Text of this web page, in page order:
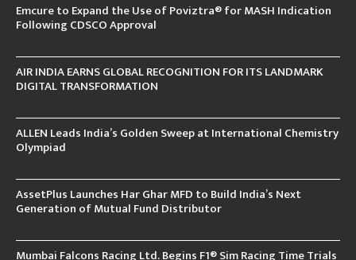
Emcure to Expand the Use of Poviztra® for MASH Indication
Following CDSCO Approval
AIR INDIA EARNS GLOBAL RECOGNITION FOR ITS LANDMARK
DIGITAL TRANSFORMATION
ALLEN Leads India’s Golden Sweep at International Chemistry
Olympiad
AssetPlus Launches Har Ghar MFD to Build India’s Next
Generation of Mutual Fund Distributor
Mumbai Falcons Racing Ltd. Begins F1® Sim Racing Time Trials